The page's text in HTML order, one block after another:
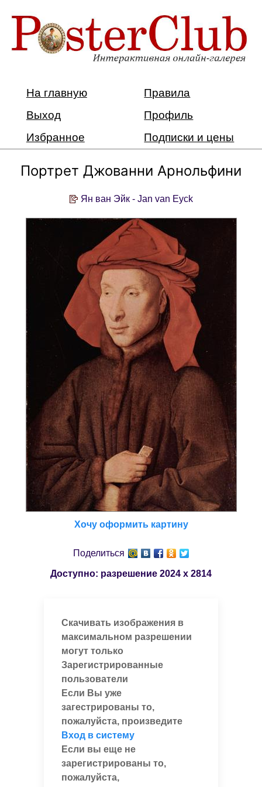
На главную
Правила
Выход
Профиль
Избранное
Подписки и цены
Портрет Джованни Арнольфини
Ян ван Эйк - Jan van Eyck
Хочу оформить картину
Поделиться
Доступно: разрешение 2024 x 2814
Скачивать изображения в
максимальном разрешении
могут только
Зарегистрированные
пользователи
Если Вы уже
загестрированы то,
пожалуйста, произведите
Вход в систему
Если вы еще не
зарегистрированы то,
пожалуйста,